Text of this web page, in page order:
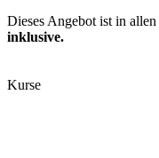
Dieses Angebot ist in allen
inklusive.
Kurse